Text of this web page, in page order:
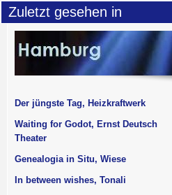
Zuletzt gesehen in
Der jüngste Tag, Heizkraftwerk
Waiting for Godot, Ernst Deutsch
Theater
Genealogia in Situ, Wiese
In between wishes, Tonali